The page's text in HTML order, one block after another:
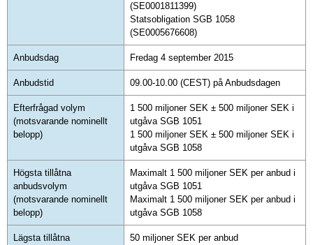
(SE0001811399)
Statsobligation SGB 1058
(SE0005676608)
Anbudsdag Fredag 4 september 2015
Anbudstid 09.00-10.00 (CEST) på Anbudsdagen
Efterfrågad volym
(motsvarande nominellt
belopp)
1 500 miljoner SEK ± 500 miljoner SEK i
utgåva SGB 1051
1 500 miljoner SEK ± 500 miljoner SEK i
utgåva SGB 1058
Högsta tillåtna
anbudsvolym
(motsvarande nominellt
belopp)
Maximalt 1 500 miljoner SEK per anbud i
utgåva SGB 1051
Maximalt 1 500 miljoner SEK per anbud i
utgåva SGB 1058
Lägsta tillåtna
50 miljoner SEK per anbud